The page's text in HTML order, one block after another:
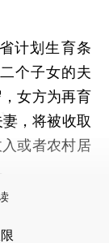
计划生育条
个子女的夫
女方为再育
，将被收取
或者农村居